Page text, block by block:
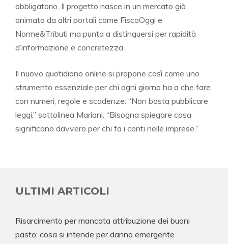
obbligatorio. Il progetto nasce in un mercato già
animato da altri portali come FiscoOggi e
Norme&Tributi ma punta a distinguersi per rapidità
d’informazione e concretezza.
Il nuovo quotidiano online si propone così come uno
strumento essenziale per chi ogni giorno ha a che fare
con numeri, regole e scadenze: “Non basta pubblicare
leggi,” sottolinea Mariani. “Bisogna spiegare cosa
significano davvero per chi fa i conti nelle imprese.”
ULTIMI ARTICOLI
Risarcimento per mancata attribuzione dei buoni
pasto: cosa si intende per danno emergente